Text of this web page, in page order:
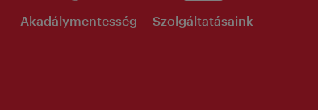
Akadálymentesség Szolgáltatásaink